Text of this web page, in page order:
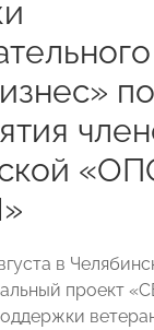
в
проект